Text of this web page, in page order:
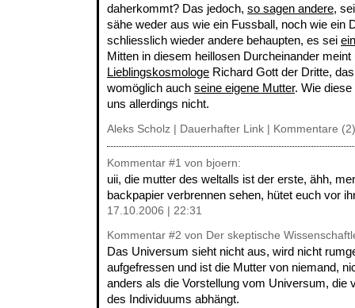
daherkommt? Das jedoch, so sagen andere,
sähe weder aus wie ein Fussball, noch wie ein
schliesslich wieder andere behaupten, es sei
Mitten in diesem heillosen Durcheinander meint
Lieblingskosmologe Richard Gott der Dritte,
womöglich auch seine eigene Mutter. Wie
uns allerdings nicht.
Aleks Scholz | Dauerhafter Link Kommentare (2)
Kommentar #1 von bjoern:
uii, die mutter des weltalls ist der erste, ähh,
backpapier verbrennen sehen, hütet euch vor
17.10.2006 | 22:31
Kommentar #2 von Der skeptische
Das Universum sieht nicht aus, wird nicht
aufgefressen und ist die Mutter von niemand,
anders als die Vorstellung vom Universum, die
des Individuums abhängt.